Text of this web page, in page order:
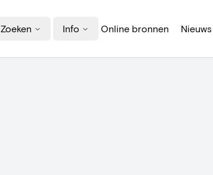
Zoeken Info Online bronnen Nieuws